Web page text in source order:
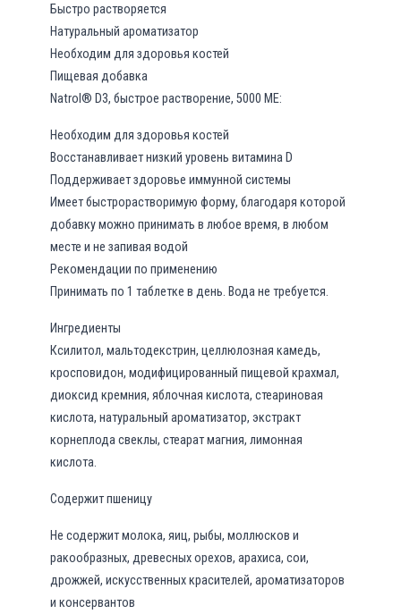
Быстро растворяется
Натуральный ароматизатор
Необходим для здоровья костей
Пищевая добавка
Natrol® D3, быстрое растворение, 5000 МЕ:
Необходим для здоровья костей
Восстанавливает низкий уровень витамина D
Поддерживает здоровье иммунной системы
Имеет быстрорастворимую форму, благодаря которой
добавку можно принимать в любое время, в любом
месте и не запивая водой
Рекомендации по применению
Принимать по 1 таблетке в день. Вода не требуется.
Ингредиенты
Ксилитол, мальтодекстрин, целлюлозная камедь,
кросповидон, модифицированный пищевой крахмал,
диоксид кремния, яблочная кислота, стеариновая
кислота, натуральный ароматизатор, экстракт
корнеплода свеклы, стеарат магния, лимонная
кислота.
Содержит пшеницу
Не содержит молока, яиц, рыбы, моллюсков и
ракообразных, древесных орехов, арахиса, сои,
дрожжей, искусственных красителей, ароматизаторов
и консервантов